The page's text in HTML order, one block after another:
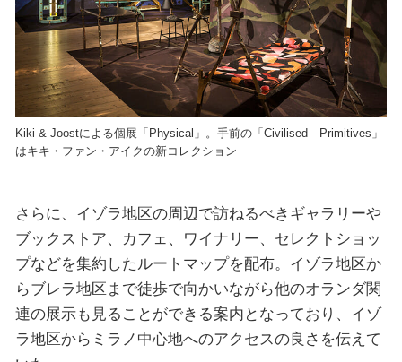
Kiki & Joostによる個展「Physical」。手前の「Civilised Primitives」
はキキ・ファン・アイクの新コレクション
さらに、イゾラ地区の周辺で訪ねるべきギャラリーや
ブックストア、カフェ、ワイナリー、セレクトショッ
プなどを集約したルートマップを配布。イゾラ地区か
らブレラ地区まで徒歩で向かいながら他のオランダ関
連の展示も見ることができる案内となっており、イゾ
ラ地区からミラノ中心地へのアクセスの良さを伝えて